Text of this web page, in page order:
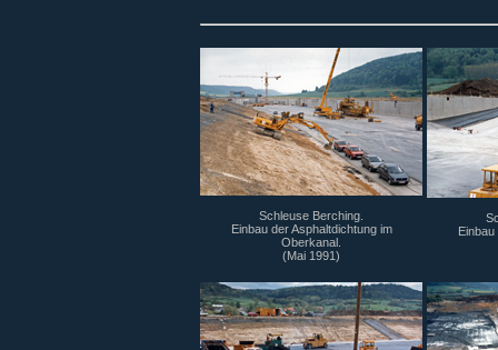
Schleuse Berching.
Einbau der Asphaltdichtung im
Oberkanal.
(Mai 1991)